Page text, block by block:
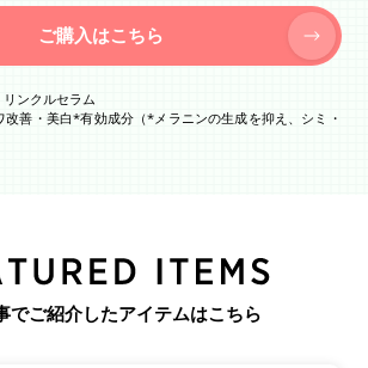
ご購入はこちら
ンクルセラム
改善・美白*有効成分（*メラニンの生成を抑え、シミ・
でご紹介したアイテムはこちら